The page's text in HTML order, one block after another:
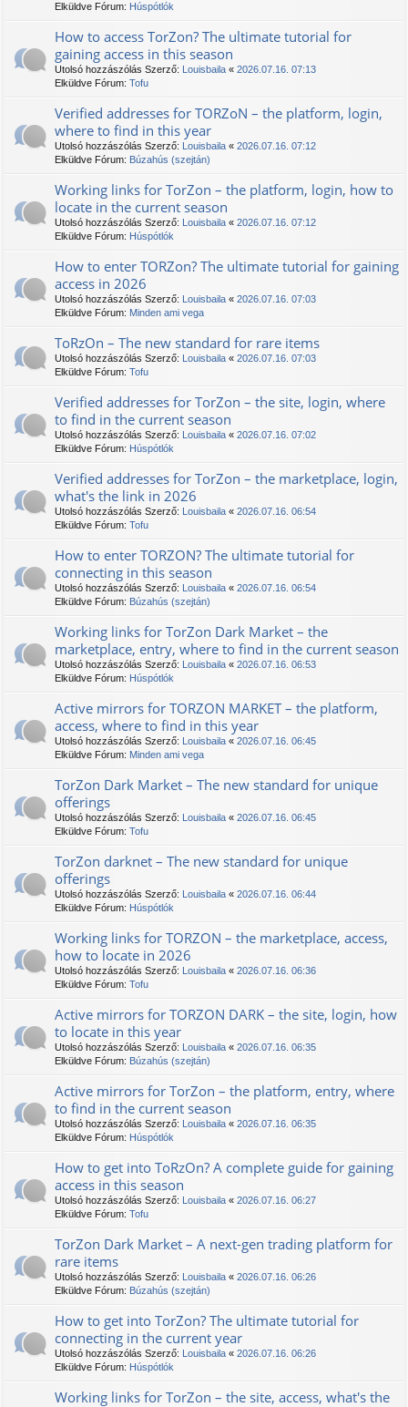
Elküldve Fórum: Húspótlók
How to access TorZon? The ultimate tutorial for
gaining access in this season
Utolsó hozzászólás Szerző: Louisbaila « 2026.07.16. 07:13
Elküldve Fórum: Tofu
Verified addresses for TORZoN – the platform, login,
where to find in this year
Utolsó hozzászólás Szerző: Louisbaila « 2026.07.16. 07:12
Elküldve Fórum: Búzahús (szejtán)
Working links for TorZon – the platform, login, how to
locate in the current season
Utolsó hozzászólás Szerző: Louisbaila « 2026.07.16. 07:12
Elküldve Fórum: Húspótlók
How to enter TORZon? The ultimate tutorial for gaining
access in 2026
Utolsó hozzászólás Szerző: Louisbaila « 2026.07.16. 07:03
Elküldve Fórum: Minden ami vega
TоRzOn – The new standard for rare items
Utolsó hozzászólás Szerző: Louisbaila « 2026.07.16. 07:03
Elküldve Fórum: Tofu
Verified addresses for TorZon – the site, login, where
to find in the current season
Utolsó hozzászólás Szerző: Louisbaila « 2026.07.16. 07:02
Elküldve Fórum: Húspótlók
Verified addresses for TorZon – the marketplace, login,
what's the link in 2026
Utolsó hozzászólás Szerző: Louisbaila « 2026.07.16. 06:54
Elküldve Fórum: Tofu
How to enter ТОRZON? The ultimate tutorial for
connecting in this season
Utolsó hozzászólás Szerző: Louisbaila « 2026.07.16. 06:54
Elküldve Fórum: Búzahús (szejtán)
Working links for TorZon Dark Market – the
marketplace, entry, where to find in the current season
Utolsó hozzászólás Szerző: Louisbaila « 2026.07.16. 06:53
Elküldve Fórum: Húspótlók
Active mirrors for TORZON MARKET – the platform,
access, where to find in this year
Utolsó hozzászólás Szerző: Louisbaila « 2026.07.16. 06:45
Elküldve Fórum: Minden ami vega
TorZon Dark Market – The new standard for unique
offerings
Utolsó hozzászólás Szerző: Louisbaila « 2026.07.16. 06:45
Elküldve Fórum: Tofu
TorZon darknet – The new standard for unique
offerings
Utolsó hozzászólás Szerző: Louisbaila « 2026.07.16. 06:44
Elküldve Fórum: Húspótlók
Working links for ТОRZON – the marketplace, access,
how to locate in 2026
Utolsó hozzászólás Szerző: Louisbaila « 2026.07.16. 06:36
Elküldve Fórum: Tofu
Active mirrors for TORZON DARK – the site, login, how
to locate in this year
Utolsó hozzászólás Szerző: Louisbaila « 2026.07.16. 06:35
Elküldve Fórum: Búzahús (szejtán)
Active mirrors for TorZon – the platform, entry, where
to find in the current season
Utolsó hozzászólás Szerző: Louisbaila « 2026.07.16. 06:35
Elküldve Fórum: Húspótlók
How to get into TоRzOn? A complete guide for gaining
access in this season
Utolsó hozzászólás Szerző: Louisbaila « 2026.07.16. 06:27
Elküldve Fórum: Tofu
TorZon Dark Market – A next-gen trading platform for
rare items
Utolsó hozzászólás Szerző: Louisbaila « 2026.07.16. 06:26
Elküldve Fórum: Búzahús (szejtán)
How to get into TorZon? The ultimate tutorial for
connecting in the current year
Utolsó hozzászólás Szerző: Louisbaila « 2026.07.16. 06:26
Elküldve Fórum: Húspótlók
Working links for TorZon – the site, access, what's the